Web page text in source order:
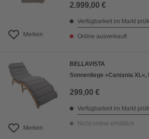
Merken
2.999,00 €
Verfügbarkeit im Markt
Online ausverkauft
Merken
BELLAVISTA
Sonnenliege »Cantania XL«,
299,00 €
Verfügbarkeit im Markt
Nicht online erhältlich